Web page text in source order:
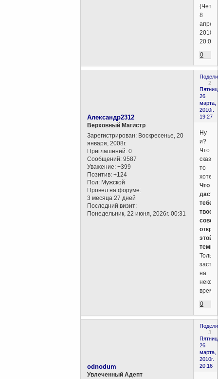
8
2010г.
20:02)
0
2
26
марта,
2010г.
19:27
Александр2312
Верховный Магистр
Зарегистрирован: Воскресенье, 20
января, 2008г.
Приглашений: 0
Сообщений: 9587
Уважение: +399
Позитив: +124
Пол: Мужской
Провел на форуме:
3 месяца 27 дней
Последний визит:
Понедельник, 22 июня, 2026г. 00:31
Ну
и?
Что
то
Что
даст
тебе,
этой
Только
на
время!
0
3
26
марта,
2010г.
20:16
odnodum
Увлеченный Адепт